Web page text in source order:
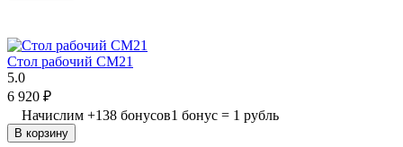
Стол рабочий СМ21
5.0
6 920 ₽
Начислим +138 бонусов1 бонус = 1 рубль
В корзину